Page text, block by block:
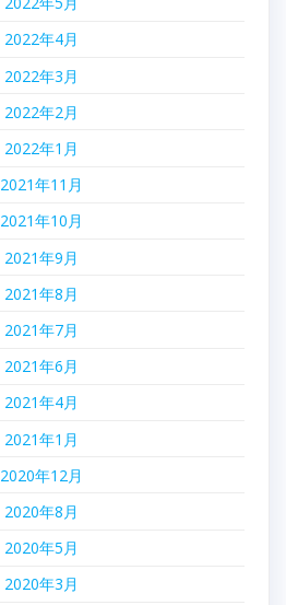
2022年4月
2022年3月
2022年2月
2022年1月
2021年11月
2021年10月
2021年9月
2021年8月
2021年7月
2021年6月
2021年4月
2021年1月
2020年12月
2020年8月
2020年5月
2020年3月